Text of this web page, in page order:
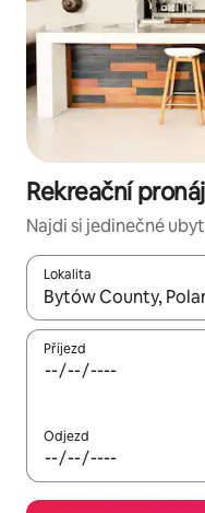
Rekreační
Najdi si jedinečné
Lokalita
Až budou výsledky k
Příjezd
Odjezd